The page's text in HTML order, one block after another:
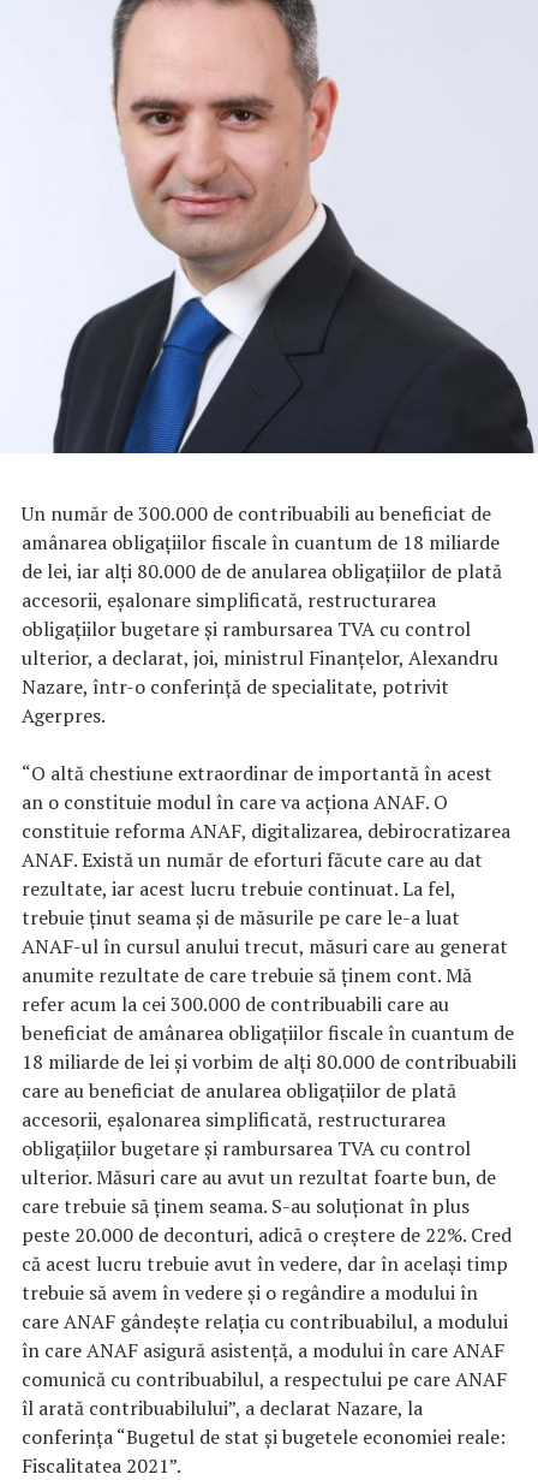
Un număr de 300.000 de contribuabili au beneficiat de
amânarea obligaţiilor fiscale în cuantum de 18 miliarde
de lei, iar alţi 80.000 de de anularea obligaţiilor de plată
accesorii, eşalonare simplificată, restructurarea
obligaţiilor bugetare şi rambursarea TVA cu control
ulterior, a declarat, joi, ministrul Finanţelor, Alexandru
Nazare, într-o conferinţă de specialitate, potrivit
Agerpres.
“O altă chestiune extraordinar de importantă în acest
an o constituie modul în care va acţiona ANAF. O
constituie reforma ANAF, digitalizarea, debirocratizarea
ANAF. Există un număr de eforturi făcute care au dat
rezultate, iar acest lucru trebuie continuat. La fel,
trebuie ţinut seama şi de măsurile pe care le-a luat
ANAF-ul în cursul anului trecut, măsuri care au generat
anumite rezultate de care trebuie să ţinem cont. Mă
refer acum la cei 300.000 de contribuabili care au
beneficiat de amânarea obligaţiilor fiscale în cuantum de
18 miliarde de lei şi vorbim de alţi 80.000 de contribuabili
care au beneficiat de anularea obligaţiilor de plată
accesorii, eşalonarea simplificată, restructurarea
obligaţiilor bugetare şi rambursarea TVA cu control
ulterior. Măsuri care au avut un rezultat foarte bun, de
care trebuie să ţinem seama. S-au soluţionat în plus
peste 20.000 de deconturi, adică o creştere de 22%. Cred
că acest lucru trebuie avut în vedere, dar în acelaşi timp
trebuie să avem în vedere şi o regândire a modului în
care ANAF gândeşte relaţia cu contribuabilul, a modului
în care ANAF asigură asistenţă, a modului în care ANAF
comunică cu contribuabilul, a respectului pe care ANAF
îl arată contribuabilului”, a declarat Nazare, la
conferinţa “Bugetul de stat şi bugetele economiei reale:
Fiscalitatea 2021”.